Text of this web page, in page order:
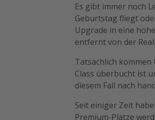
Es gibt immer noch
Geburtstag fliegt
Upgrade in eine
entfernt von der
Tatsächlich kommen
Class überbucht ist
diesem Fall nach
Seit einiger Zeit
Premium-Plätze